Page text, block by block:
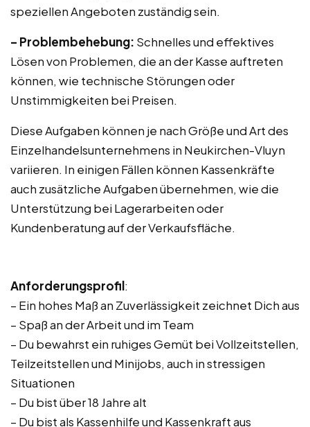
speziellen Angeboten zuständig sein.
– Problembehebung: Schnelles und effektives
Lösen von Problemen, die an der Kasse auftreten
können, wie technische Störungen oder
Unstimmigkeiten bei Preisen.
Diese Aufgaben können je nach Größe und Art des
Einzelhandelsunternehmens in Neukirchen-Vluyn
variieren. In einigen Fällen können Kassenkräfte
auch zusätzliche Aufgaben übernehmen, wie die
Unterstützung bei Lagerarbeiten oder
Kundenberatung auf der Verkaufsfläche.
Anforderungsprofil:
– Ein hohes Maß an Zuverlässigkeit zeichnet Dich aus
– Spaß an der Arbeit und im Team
– Du bewahrst ein ruhiges Gemüt bei Vollzeitstellen,
Teilzeitstellen und Minijobs, auch in stressigen
Situationen
– Du bist über 18 Jahre alt
– Du bist als Kassenhilfe und Kassenkraft aus